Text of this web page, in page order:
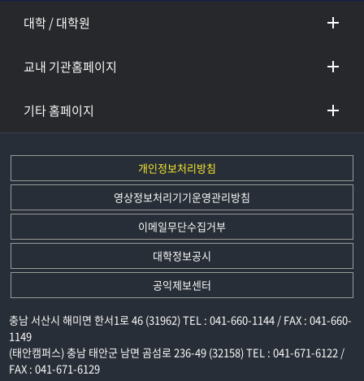
대학 / 대학원
교내 기관홈페이지
기타 홈페이지
개인정보처리방침
영상정보처리기기운영관리방침
이메일무단수집거부
대학정보공시
공익제보센터
충남 서산시 해미면 한서1로 46 (31962) TEL : 041-660-1144 / FAX : 041-660-
1149
(태안캠퍼스) 충남 태안군 남면 곰섬로 236-49 (32158) TEL : 041-671-6122 /
FAX : 041-671-6129